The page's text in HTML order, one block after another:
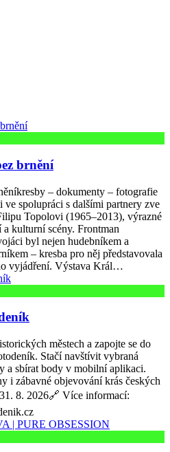
brnění
– dokumenty – fotografie
spolupráci s dalšími partnery zve
Topolovi (1965–2013), výrazné
a kulturní scény. Frontman
byl nejen hudebníkem a
– kresba pro něj představovala
vyjádření. Výstava Král…
městech a zapojte se do
Stačí navštívit vybraná
a sbírat body v mobilní aplikaci.
i zábavné objevování krás českých
8. 2026🔗 Více informací: